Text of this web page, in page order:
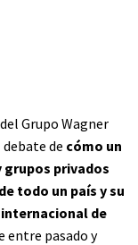
Grupo Wagner
de cómo un
privados
todo un país y su
de
entre pasado y